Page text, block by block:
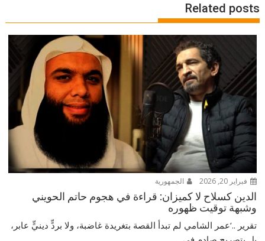
Related posts
فبراير 20, 2026 الجمهورية
الدين كسلاح لا كميزان: قراءة في هجوم حاتم الحويني
وشبهة توقيت ظهوره
تقرير ..‘عمر الشامي لم تبدأ القصة بتغريدة غاضبة، ولا بردٍّ دينيٍّ عابر،